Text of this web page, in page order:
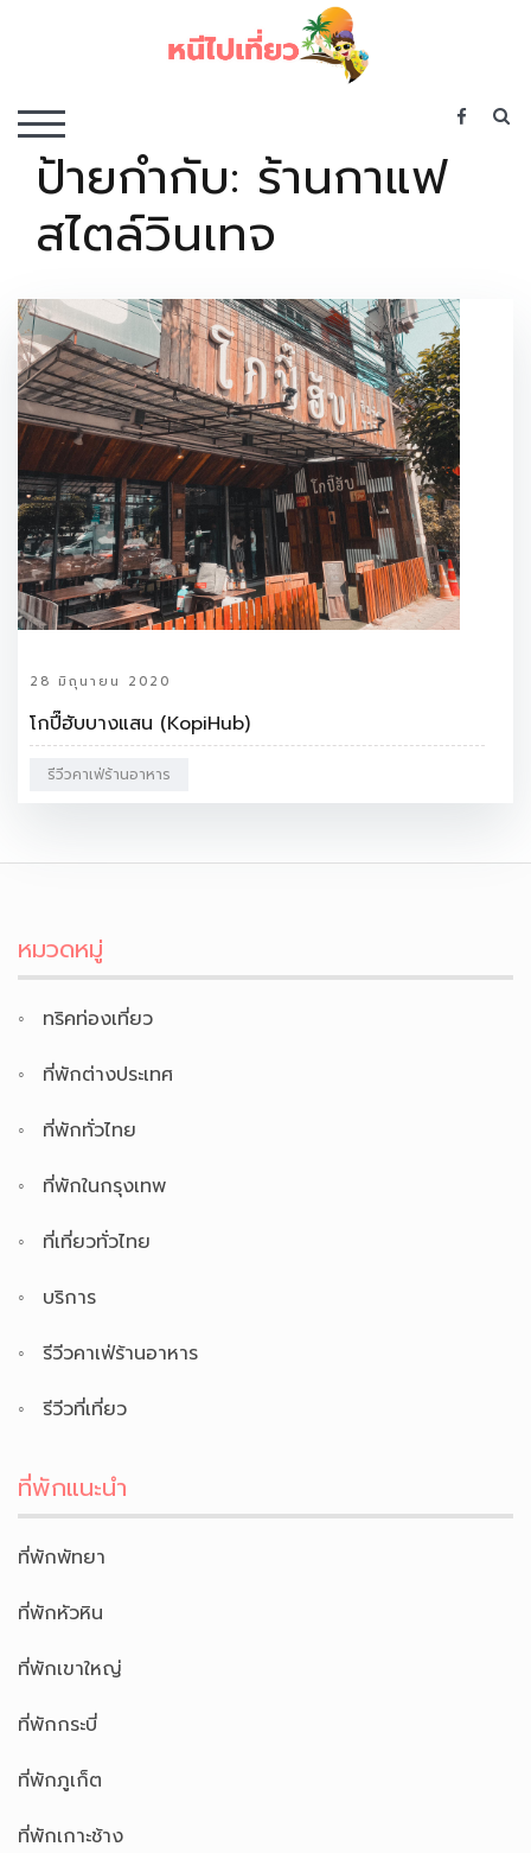
TOGGLE MOBILE MENU
ป้ายกำกับ: ร้านกาแฟ
สไตล์วินเทจ
28 มิถุนายน 2020
โกปี๊ฮับบางแสน (KopiHub)
รีวีวคาเฟ่ร้านอาหาร
หมวดหมู่
ทริคท่องเที่ยว
ที่พักต่างประเทศ
ที่พักทั่วไทย
ที่พักในกรุงเทพ
ที่เที่ยวทั่วไทย
บริการ
รีวีวคาเฟ่ร้านอาหาร
รีวีวที่เที่ยว
ที่พักแนะนำ
ที่พักพัทยา
ที่พักหัวหิน
ที่พักเขาใหญ่
ที่พักกระบี่
ที่พักภูเก็ต
ที่พักเกาะช้าง